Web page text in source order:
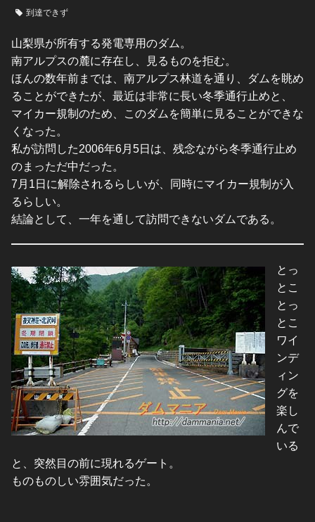
到達できず
山梨県が所有する発電専用のダム。
南アルプスの麓に存在し、見るものを拒む。
ほんの数年前までは、南アルプス林道を通り、ダムを眺め
ることができたが、最近は非常に長い冬季通行止めと、
マイカー規制のため、このダムを簡単に見ることができな
くなった。
私が訪問した2006年6月5日は、残念ながら冬季通行止め
のまっただ中だった。
7月1日に解除されるらしいが、同時にマイカー規制が入
るらしい。
結論として、一年を通して訪問できないダムである。
とっ
とこ
とっ
とこ
ワイ
ンデ
ィン
グを
楽し
んで
いる
と、突然目の前に現れるゲート。
ものものしい雰囲気だった。